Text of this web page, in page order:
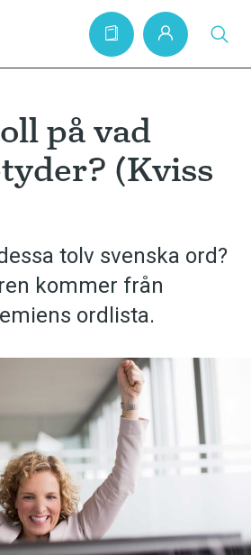
digitalt
på vad
(Kviss
tolv svenska ord?
kommer från
ordlista.